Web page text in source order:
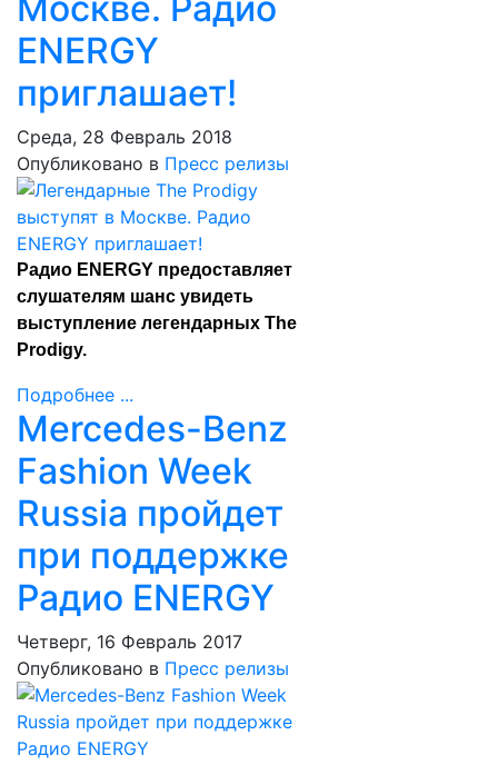
ENERGY
приглашает!
Среда, 28 Февраль 2018
Опубликовано в Пресс релизы
Радио ENERGY предоставляет
слушателям шанс увидеть
выступление легендарных The
Prodigy.
Подробнее ...
Mercedes-Benz
Fashion Week
Russia пройдет
при поддержке
Радио ENERGY
Четверг, 16 Февраль 2017
Опубликовано в Пресс релизы